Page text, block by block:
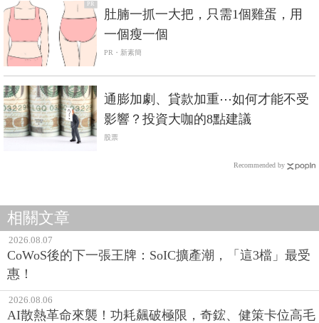
PR
肚腩一抓一大把，只需1個雞蛋，用
一個瘦一個
PR・新素簡
通膨加劇、貸款加重⋯如何才能不受
影響？投資大咖的8點建議
股票
Recommended by
相關文章
2026.08.07
CoWoS後的下一張王牌：SoIC擴產潮，「這3檔」最受
惠！
2026.08.06
AI散熱革命來襲！功耗飆破極限，奇鋐、健策卡位高毛